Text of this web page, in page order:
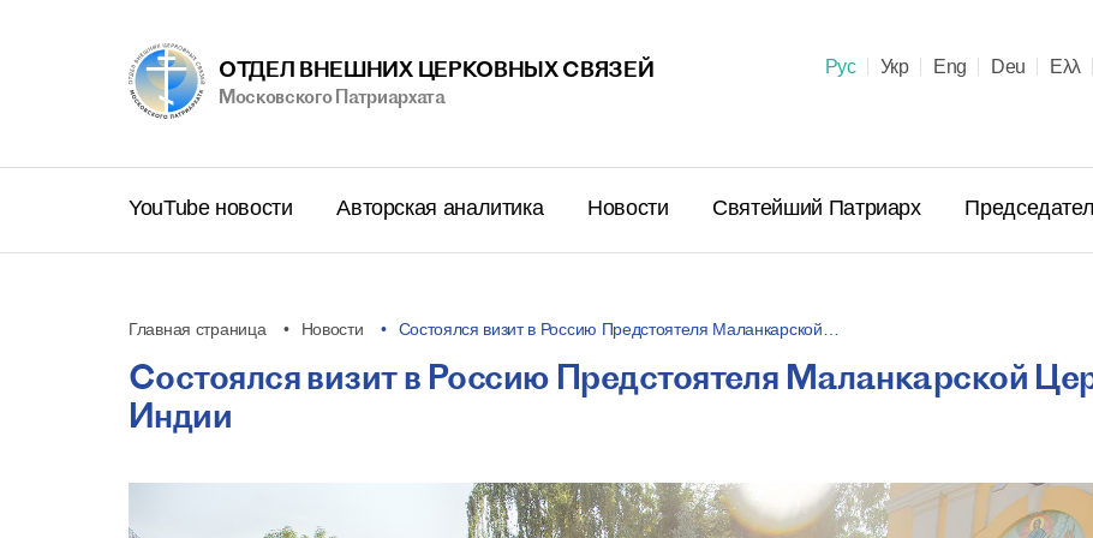
ОТДЕЛ ВНЕШНИХ ЦЕРКОВНЫХ СВЯЗЕЙ
Московского Патриархата
Рус Укр Eng Deu Ελλ
YouTube новости Авторская аналитика Новости Святейший Патриарх
Главная страница Новости Состоялся визит в Россию Предстоятеля Маланкарской…
Состоялся визит в Россию Предстоятеля Маланкарской
Индии
летием
23 июня в 10:00